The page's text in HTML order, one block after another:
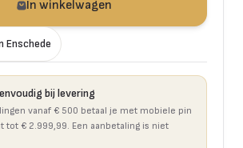
In winkelwagen
Enschede
bij levering
vanaf € 500 betaal je met mobiele pin
tot € 2.999,99. Een aanbetaling is niet